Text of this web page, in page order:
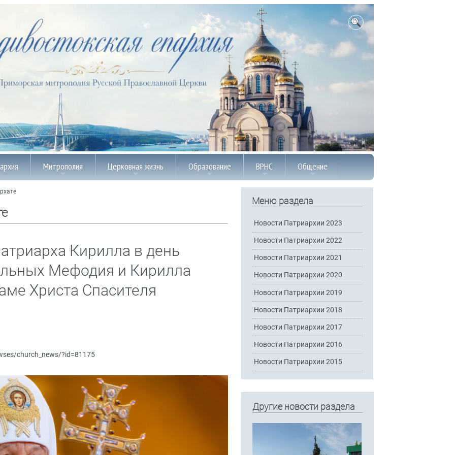
Митрополия Церковная жизнь Образование ВРНС Общение
Кирилла в день
Мефодия и Кирилла
Христа Спасителя
church_news/?id=81175
Меню раздела
Новости Патриархии 2023
Новости Патриархии 2022
Новости Патриархии 2021
Новости Патриархии 2020
Новости Патриархии 2019
Новости Патриархии 2018
Новости Патриархии 2017
Новости Патриархии 2016
Новости Патриархии 2015
Другие новости раздела